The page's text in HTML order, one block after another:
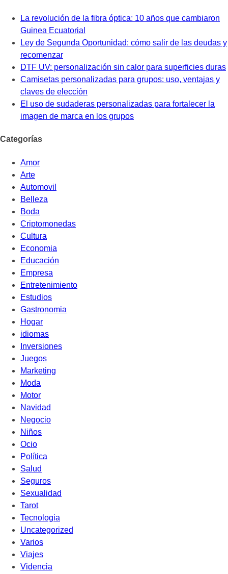
La revolución de la fibra óptica: 10 años que cambiaron
Guinea Ecuatorial
Ley de Segunda Oportunidad: cómo salir de las deudas y
recomenzar
DTF UV: personalización sin calor para superficies duras
Camisetas personalizadas para grupos: uso, ventajas y
claves de elección
El uso de sudaderas personalizadas para fortalecer la
imagen de marca en los grupos
Categorías
Amor
Arte
Automovil
Belleza
Boda
Criptomonedas
Cultura
Economia
Educación
Empresa
Entretenimiento
Estudios
Gastronomia
Hogar
idiomas
Inversiones
Juegos
Marketing
Moda
Motor
Navidad
Negocio
Niños
Ocio
Política
Salud
Seguros
Sexualidad
Tarot
Tecnologia
Uncategorized
Varios
Viajes
Videncia